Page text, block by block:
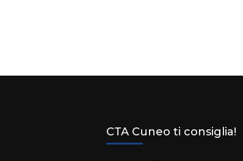
CTA Cuneo ti consiglia!